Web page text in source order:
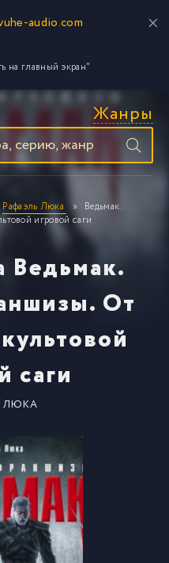
audio.com
на главный экран"
Жанры
Рафаэль Люка
Ведьмак.
игровой саги
Ведьмак.
От
саги
ЛЮКА